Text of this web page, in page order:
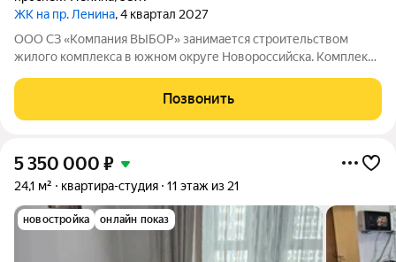
ЖК на пр. Ленина, 4 квартал 2027
ООО СЗ «Компания ВЫБОР» занимается строительством
жилого комплекса в южном округе Новороссийска. Комплекс
творчества, в шаговой доступности от Суджукской косы.
Район отличается благоприятной
Позвонить
5 350 000 ₽
24,1 м² квартира-студия 11 этаж из 21
новостройка онлайн показ